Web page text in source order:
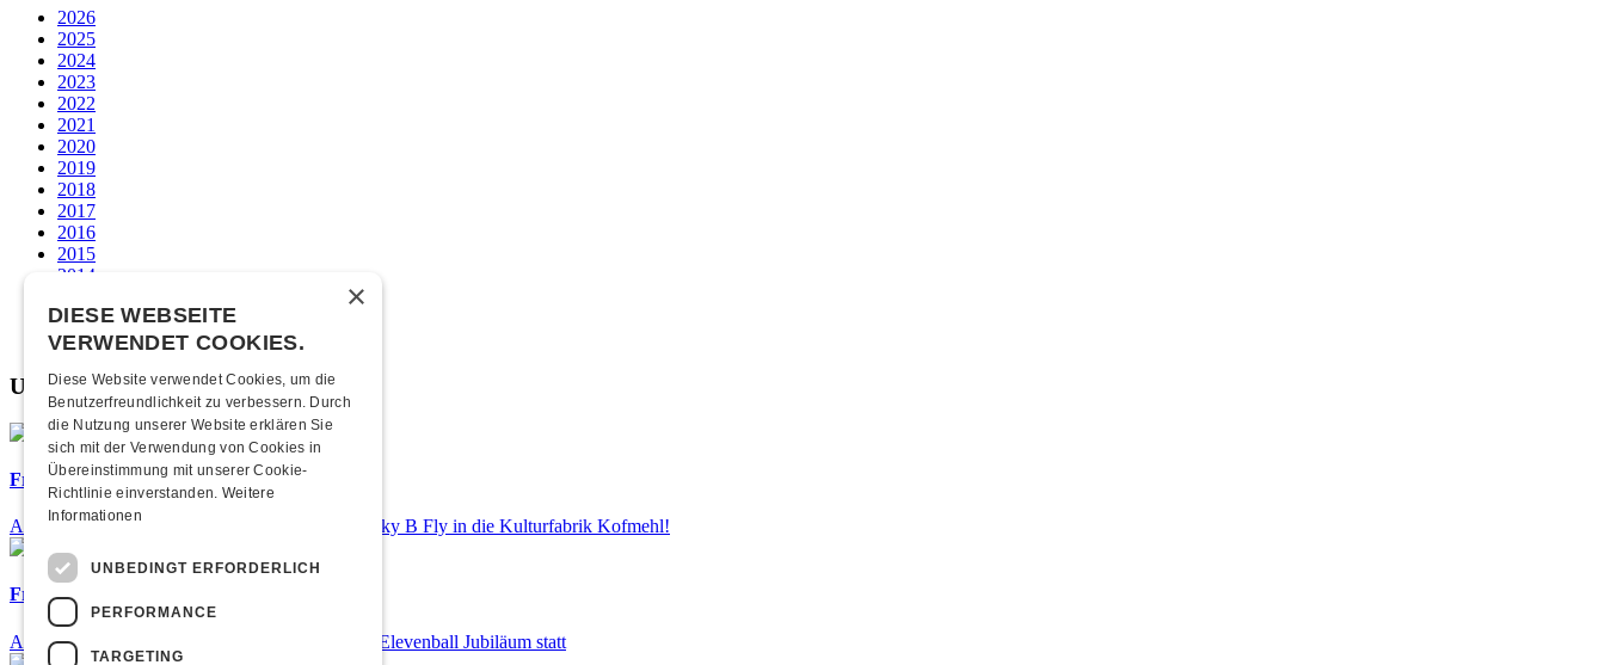
2026
2025
2024
2023
2022
2021
2020
2019
2018
2017
2016
2015
2014
2012
2011
Unsere beliebtesten
Frisch bestätigt: Nicky B Fly
Am Donnerstag, 05. November 2026 kommt Nicky B Fly in die Kulturfabrik Kofmehl!
Frisch bestätigt: 25 Jahre Elevenball
Am Samstag, 26. September 2026 findet das 25. Elevenball Jubiläum statt
×
DIESE WEBSEITE
VERWENDET COOKIES.
Diese Website verwendet Cookies, um die
Benutzerfreundlichkeit zu verbessern. Durch
die Nutzung unserer Website erklären Sie
sich mit der Verwendung von Cookies in
Übereinstimmung mit unserer Cookie-
Richtlinie einverstanden. Weitere
Informationen
UNBEDINGT ERFORDERLICH
PERFORMANCE
TARGETING